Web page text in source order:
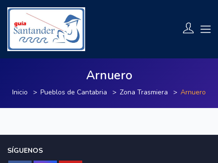
Arnuero
Inicio Pueblos de Cantabria Zona Trasmiera Arnuero
SÍGUENOS